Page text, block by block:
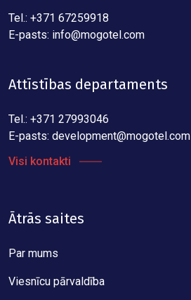
Tel.: +371 67259918
E-pasts: info@mogotel.com
Attīstības departaments
Tel.: +371 27993046
E-pasts: development@mogotel.com
Visi kontakti
Ātrās saites
Par mums
Viesnīcu pārvaldība